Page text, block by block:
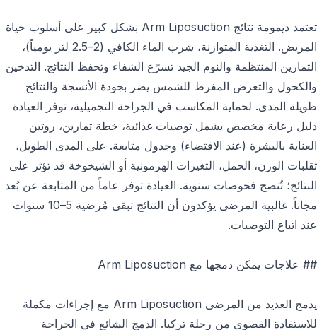
تعتمد ديمومة نتائج Arm Liposuction بشكل كبير على أسلوب حياة
المريض. التغذية المتوازنة، شرب الماء الكافي (2–2.5 لتر يومياً)،
التمارين المنتظمة والنوم الجيد تسرّع الشفاء وتحفظ النتائج. التدخين
والكحول والتعرض المفرط للشمس يضر بجودة الأنسجة والنتائج
طويلة المدى. لحماية المكاسب في الجراحة التجميلية، توفر العيادة
دليل رعاية مخصص يشمل توصيات غذائية، خطة تمارين، روتين
العناية بالبشرة (عند الاقتضاء) وجدول متابعة. على المدى الطويل،
تقلبات الوزن، الحمل، التغيرات الهرمونية أو الشيخوخة قد تؤثر على
النتائج؛ تُنصح فحوصات سنوية. العيادة توفر عاماً من المتابعة عن بُعد
مجاناً. غالبية المرضى يؤكدون أن النتائج تبقى مُرضية 5–10 سنوات
عند اتباع التوصيات.
## علاجات يمكن دمجها مع Arm Liposuction
يدمج العديد من المرضى Arm Liposuction مع إجراءات مكملة
للاستفادة القصوى من رحلة تركيا. الدمج الشائع في الجراحة